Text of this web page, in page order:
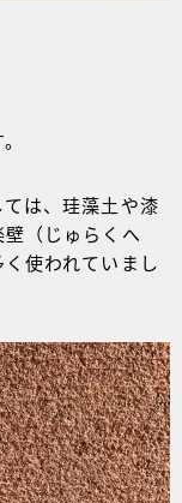
は、珪藻土や漆
（じゅらくへ
使われていまし